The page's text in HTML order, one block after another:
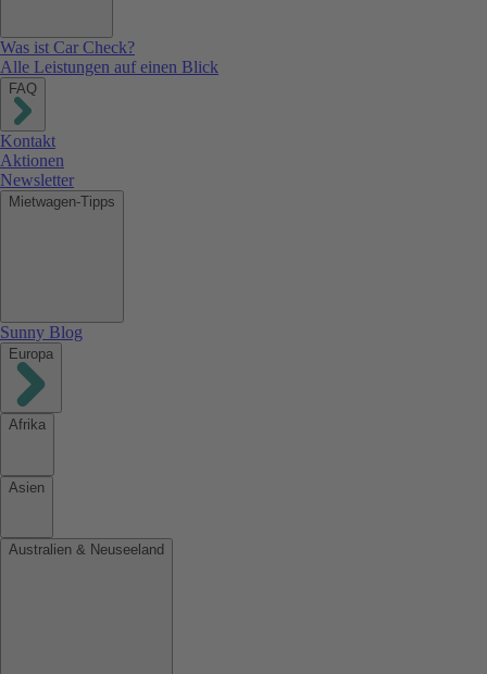
Was ist Car Check?
Alle Leistungen auf einen Blick
FAQ
Kontakt
Aktionen
Newsletter
Mietwagen-Tipps
Sunny Blog
Europa
Afrika
Asien
Australien & Neuseeland